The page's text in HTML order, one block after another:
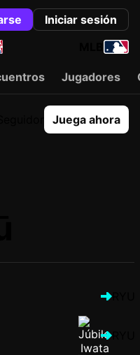
Iniciar sesión
Jugadores
Juega ahora